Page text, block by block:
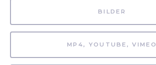
BILDER
MP4, YOUTUBE, VIMEO